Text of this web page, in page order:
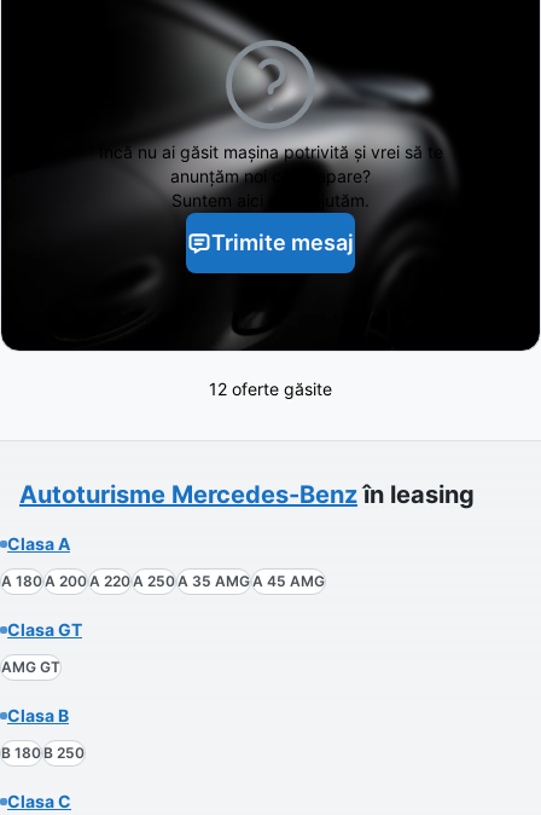
Încă nu ai găsitmașina potrivită și vrei să te
anunțăm noi când apare?
Suntem aici să te ajutăm.
Trimite mesaj
12 oferte găsite
Autoturisme Mercedes-Benz în leasing
Clasa A
A 180A 200A 220A 250A 35 AMGA 45 AMG
Clasa GT
AMG GT
Clasa B
B 180 B 250
Clasa C